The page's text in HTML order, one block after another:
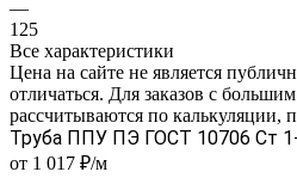
—
125
Все характеристики
Цена на сайте не является
отличаться. Для заказов с
рассчитываются по калькуляции,
Труба ППУ ПЭ ГОСТ 10706 Ст
от 1 017 ₽/м